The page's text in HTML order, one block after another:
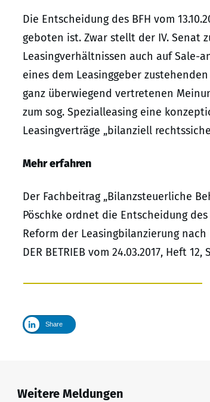
Die Entscheidung des BFH vom
geboten ist. Zwar stellt der IV. Senat
Leasingverhältnissen auch auf Sale-
eines dem Leasinggeber
ganz überwiegend vertretenen
zum sog. Spezialleasing eine
Leasingverträge „bilanziell
Mehr erfahren
Der Fachbeitrag „Bilanzsteuerliche
Pöschke ordnet die Entscheidung
Reform der Leasingbilanzierung
DER BETRIEB vom 24.03.2017, Heft
Share
Weitere Meldungen